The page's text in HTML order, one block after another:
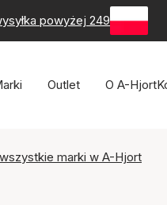
powyżej 249 zł -
Outlet O A-Hjort
marki w A-Hjort